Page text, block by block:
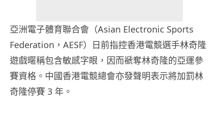
亞洲電子體育聯合會（Asian Electronic Sports
Federation，AESF）日前指控香港電競選手林奇隆
遊戲暱稱包含敏感字眼，因而褫奪林奇隆的亞運參
賽資格。中國香港電競總會亦發聲明表示將加罰林
奇隆停賽 3 年。